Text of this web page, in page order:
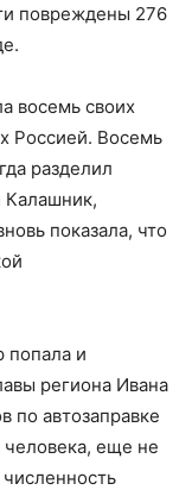
повреждены 276
восемь своих
Россией. Восемь
разделил
Калашник,
показала, что
попала и
региона Ивана
по автозаправке
человека, еще не